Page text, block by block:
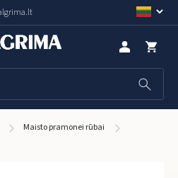
Maisto pramonei rūbai